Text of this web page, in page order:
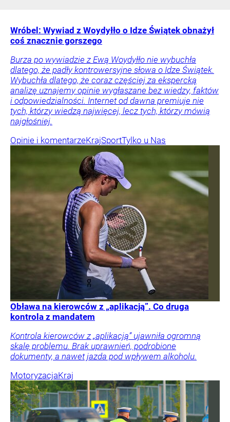
Wróbel: Wywiad z Woydyłło o Idze Świątek obnażył
coś znacznie gorszego
Burza po wywiadzie z Ewą Woydyłło nie wybuchła
dlatego, że padły kontrowersyjne słowa o Idze Świątek.
Wybuchła dlatego, że coraz częściej za ekspercką
analizę uznajemy opinie wygłaszane bez wiedzy, faktów
i odpowiedzialności. Internet od dawna premiuje nie
tych, którzy wiedzą najwięcej, lecz tych, którzy mówią
najgłośniej.
Opinie i komentarzeKrajSportTylko u Nas
Obława na kierowców z „aplikacją”. Co druga
kontrola z mandatem
Kontrola kierowców z „aplikacją” ujawniła ogromną
skalę problemu. Brak uprawnień, podrobione
dokumenty, a nawet jazda pod wpływem alkoholu.
MotoryzacjaKraj